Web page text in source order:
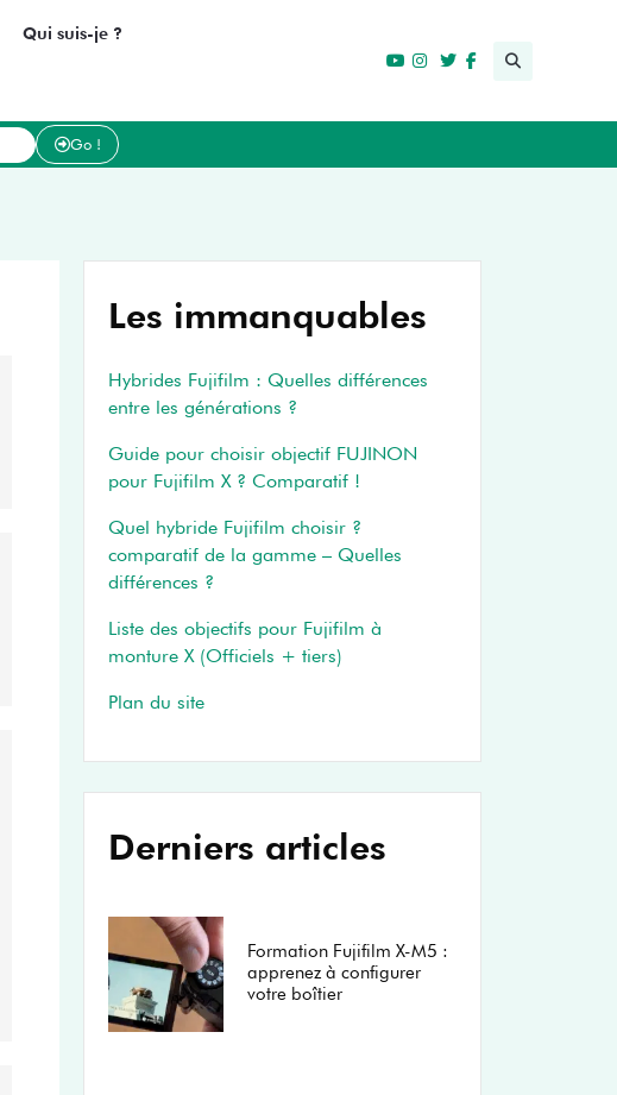
Qui suis-je ?
Go !
Les immanquables
Hybrides Fujifilm : Quelles différences
entre les générations ?
Guide pour choisir objectif FUJINON
pour Fujifilm X ? Comparatif !
Quel hybride Fujifilm choisir ?
comparatif de la gamme – Quelles
différences ?
Liste des objectifs pour Fujifilm à
monture X (Officiels + tiers)
Plan du site
Derniers articles
Formation Fujifilm X-M5 :
apprenez à configurer
votre boîtier